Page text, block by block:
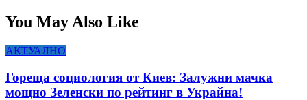
You May Also Like
АКТУАЛНО
Гореща социология от Киев: Залужни мачка
мощно Зеленски по рейтинг в Украйна!